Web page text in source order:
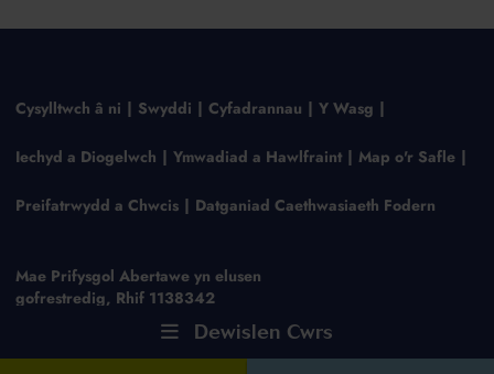
Dewislen Cwrs
Cysylltwch â ni Swyddi Cyfadrannau Y Wasg
Iechyd a Diogelwch Ymwadiad a Hawlfraint Map o'r Safle
Preifatrwydd a Chwcis Datganiad Caethwasiaeth Fodern
Mae Prifysgol Abertawe yn elusen
gofrestredig, Rhif 1138342